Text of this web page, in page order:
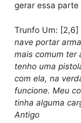
gerar essa parte
Trunfo Um: [2,6]
nave portar
mais comum ter
tenho uma
com ela, na
funcione. Meu
tinha alguma
Antigo